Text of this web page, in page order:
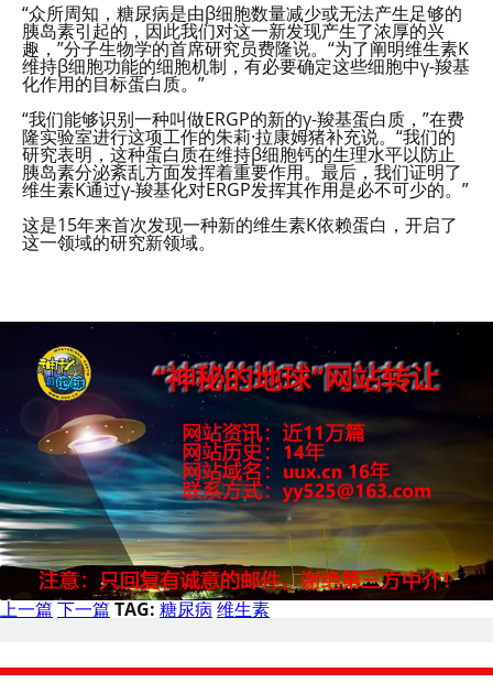
“众所周知，糖尿病是由β细胞数量减少或无法产生足够的
胰岛素引起的，因此我们对这一新发现产生了浓厚的兴
趣，”分子生物学的首席研究员费隆说。“为了阐明维生素K
维持β细胞功能的细胞机制，有必要确定这些细胞中γ-羧基
化作用的目标蛋白质。”
“我们能够识别一种叫做ERGP的新的γ-羧基蛋白质，”在费
隆实验室进行这项工作的朱莉·拉康姆猪补充说。“我们的
研究表明，这种蛋白质在维持β细胞钙的生理水平以防止
胰岛素分泌紊乱方面发挥着重要作用。最后，我们证明了
维生素K通过γ-羧基化对ERGP发挥其作用是必不可少的。”
这是15年来首次发现一种新的维生素K依赖蛋白，开启了
这一领域的研究新领域。
上一篇下一篇TAG:糖尿病维生素